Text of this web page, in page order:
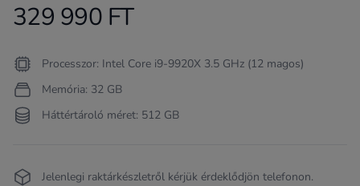
Product information
329 990 FT
Termékleírás
Processzor: Intel Core i9-9920X 3.5 GHz (12 magos)
Memória: 32 GB
Háttértároló méret: 512 GB
Jelenlegi raktárkészletről kérjük érdeklődjön telefonon.